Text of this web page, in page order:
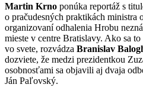
Martin Krno ponúka reportáž s
o pračudesných praktikách ministra
organizovaní odhalenia Hrobu
mieste v centre Bratislavy. Ako sa
vo svete, rozvádza Branislav
dozviete, že medzi prezidentkou
osobnosťami sa objavili aj dvaja
Ján Paľovský.